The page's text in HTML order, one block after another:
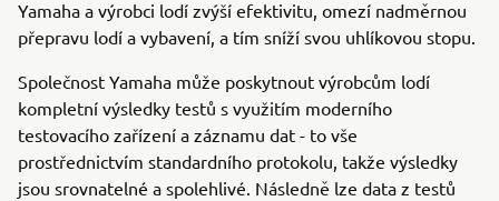
Yamaha a výrobci lodí zvýší efektivitu, omezí nadměrnou
přepravu lodí a vybavení, a tím sníží svou uhlíkovou stopu.
Společnost Yamaha může poskytnout výrobcům lodí
kompletní výsledky testů s využitím moderního
testovacího zařízení a záznamu dat - to vše
prostřednictvím standardního protokolu, takže výsledky
jsou srovnatelné a spolehlivé. Následně lze data z testů